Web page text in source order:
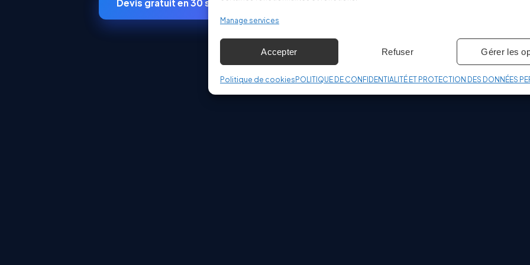
Manage services
Accepter Refuser Gérer les
Politique de cookies POLITIQUE DE CONFIDENTIALITÉ ET PROTECTION DES DONNÉES
Devis gratuit en 30 secondes 02 523 21 89